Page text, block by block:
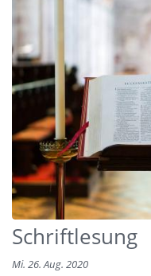
Schriftlesung
Mi. 26. Aug. 2020